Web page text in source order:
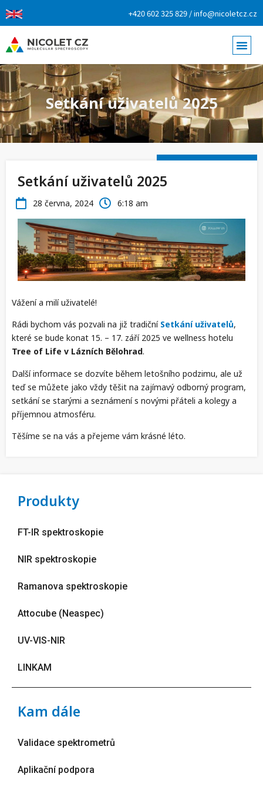
+420 602 325 829 / info@nicoletcz.cz
Setkání uživatelů 2025
Setkání uživatelů 2025
28 června, 2024 6:18 am
Vážení a milí uživatelé!
Rádi bychom vás pozvali na již tradiční Setkání uživatelů,
které se bude konat 15. – 17. září 2025 ve wellness hotelu
Tree of Life v Lázních Bělohrad.
Další informace se dozvíte během letošního podzimu, ale už
teď se můžete jako vždy těšit na zajímavý odborný program,
setkání se starými a seznámení s novými přáteli a kolegy a
příjemnou atmosféru.
Těšíme se na vás a přejeme vám krásné léto.
Produkty
FT-IR spektroskopie
NIR spektroskopie
Ramanova spektroskopie
Attocube (Neaspec)
UV-VIS-NIR
LINKAM
Kam dále
Validace spektrometrů
Aplikační podpora